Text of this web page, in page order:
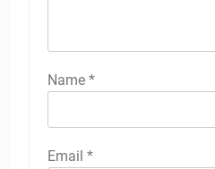
Name *
Email *